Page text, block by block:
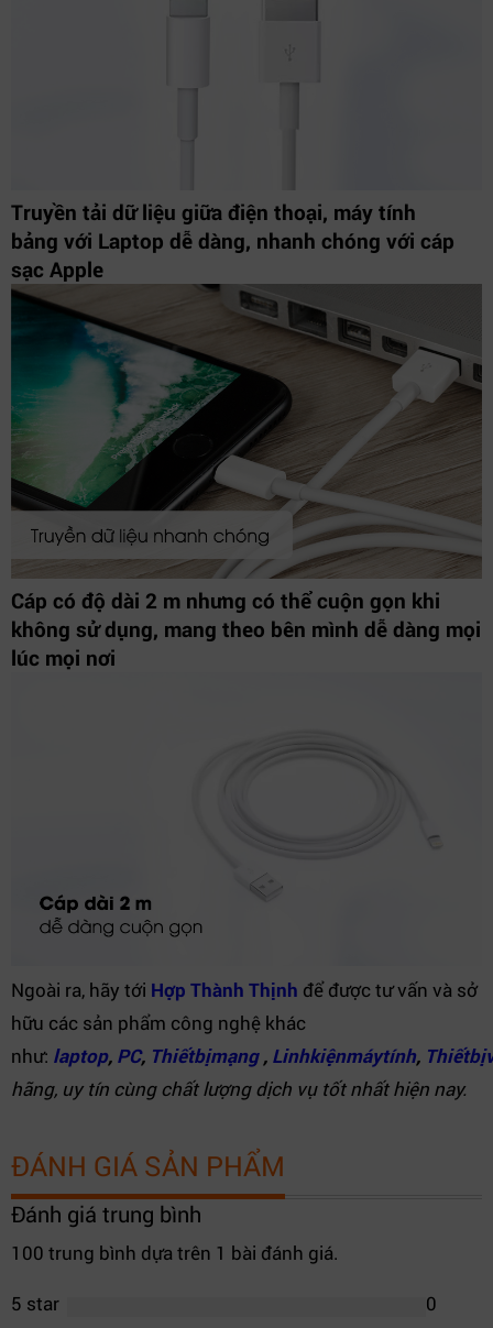
Truyền tải dữ liệu giữa điện thoại, máy tính
bảng với Laptop dễ dàng, nhanh chóng với cáp
sạc Apple
Cáp có độ dài 2 m nhưng có thể cuộn gọn khi
không sử dụng, mang theo bên mình dễ dàng mọi
lúc mọi nơi
Ngoài ra, hãy tới Hợp Thành Thịnh để được tư vấn và sở
hữu các sản phẩm công nghệ khác
như: laptop, PC, Thiếtbịmạng, Linhkiệnmáytính,
hãng, uy tín cùng chất lượng dịch vụ tốt nhất hiện nay.
ĐÁNH GIÁ SẢN PHẨM
Đánh giá trung bình
100 trung bình dựa trên 1 bài đánh giá.
5 star
0